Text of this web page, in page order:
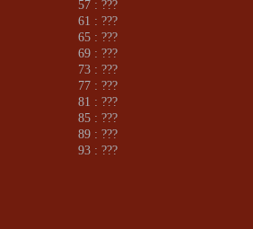
57 : ???
61 : ???
65 : ???
69 : ???
73 : ???
77 : ???
81 : ???
85 : ???
89 : ???
93 : ???